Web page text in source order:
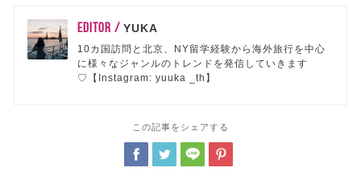
EDITOR /YUKA
10カ国訪問と北京、NY留学経験から海外旅行を中心
に様々なジャンルのトレンドを発信していきます
♡【Instagram: yuuka _th】
この記事をシェアする